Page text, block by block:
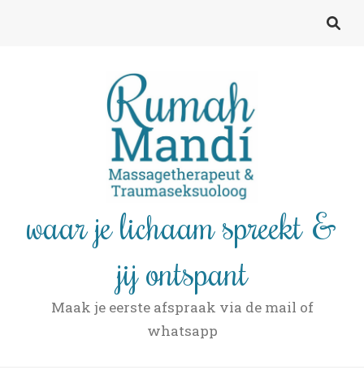
waar je lichaam spreekt &
jij ontspant
Maak je eerste afspraak via de mail of
whatsapp